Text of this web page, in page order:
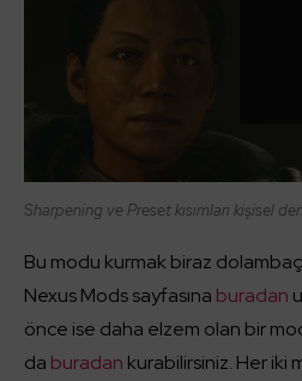
Sharpening ve Preset kısımları kişisel
Bu modu kurmak biraz
Nexus Mods sayfasına buradan
önce ise daha elzem olan bir
da buradan kurabilirsiniz. Her iki